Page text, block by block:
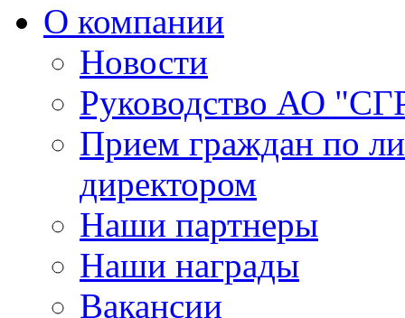
О компании
Новости
Руководство АО
Прием граждан по
директором
Наши партнеры
Наши награды
Вакансии